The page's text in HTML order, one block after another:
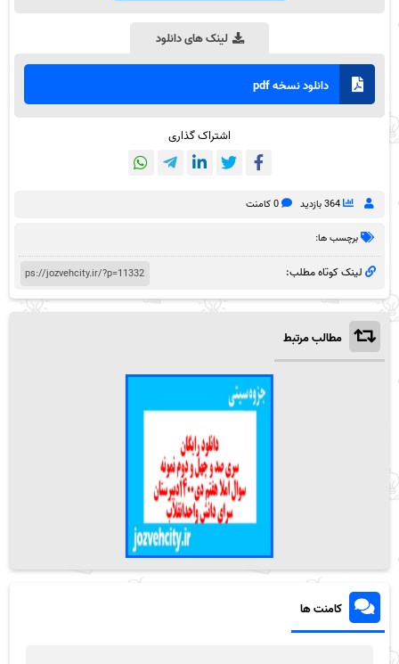
لینک های دانلود
دانلود نسخه pdf
اشتراک گذاری
364 بازدید 0 کامنت
برچسب ها:
لینک کوتاه مطلب:
مطالب مرتبط
کامنت ها